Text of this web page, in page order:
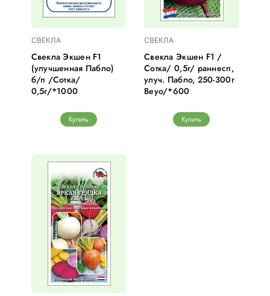
СВЕКЛА
Свекла Экшен F1
(улучшенная Пабло)
б/п /Сотка/
0,5г/*1000
Купить
СВЕКЛА
Свекла Экшен F1 /
Сотка/ 0,5г/ раннесп,
улуч. Пабло, 250-300г
Beyo/*600
Купить